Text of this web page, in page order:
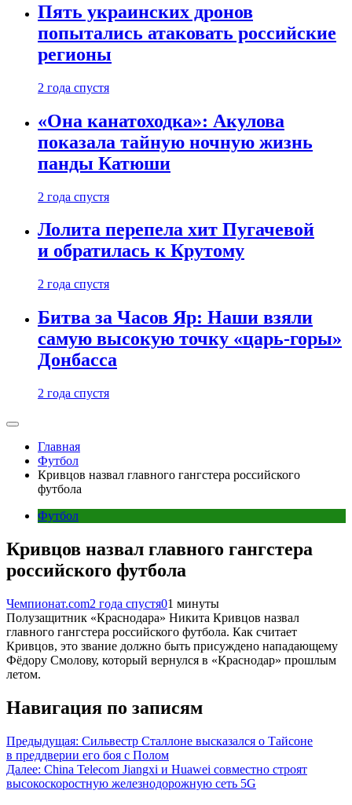
Пять украинских дронов
попытались атаковать российские
регионы
2 года спустя
«Она канатоходка»: Акулова
показала тайную ночную жизнь
панды Катюши
2 года спустя
Лолита перепела хит Пугачевой
и обратилась к Крутому
2 года спустя
Битва за Часов Яр: Наши взяли
самую высокую точку «царь-горы»
Донбасса
2 года спустя
Главная
Футбол
Кривцов назвал главного гангстера российского
футбола
Футбол
Кривцов назвал главного гангстера
российского футбола
Чемпионат.com2 года спустя01 минуты
Полузащитник «Краснодара» Никита Кривцов назвал
главного гангстера российского футбола. Как считает
Кривцов, это звание должно быть присуждено нападающему
Фёдору Смолову, который вернулся в «Краснодар» прошлым
летом.
Навигация по записям
Предыдущая: Сильвестр Сталлоне высказался о Тайсоне
в преддверии его боя с Полом
Далее: China Telecom Jiangxi и Huawei совместно строят
высокоскоростную железнодорожную сеть 5G